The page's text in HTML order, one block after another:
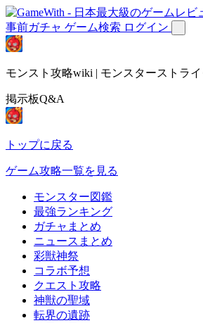
事前ガチャ ゲーム検索 ログイン
モンスト攻略wiki | モンスターストラ
掲示板Q&A
トップに戻る
ゲーム攻略一覧を見る
モンスター図鑑
最強ランキング
ガチャまとめ
ニュースまとめ
彩獣神祭
コラボ予想
クエスト攻略
神獣の聖域
転界の遺跡